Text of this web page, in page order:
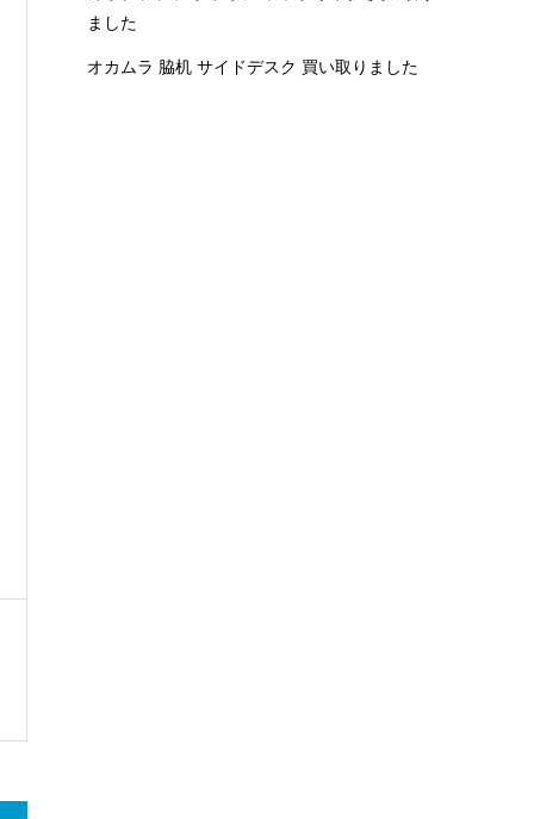
ました
オカムラ 脇机 サイドデスク 買い取りました